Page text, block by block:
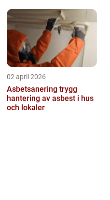
02 april 2026
Asbetsanering trygg
hantering av asbest i hus
och lokaler